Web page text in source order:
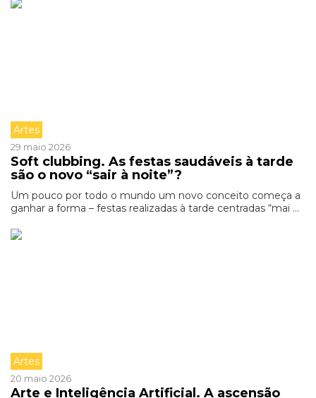
Artes
29 maio 2026
Soft clubbing. As festas saudáveis à tarde
são o novo “sair à noite”?
Um pouco por todo o mundo um novo conceito começa a
ganhar a forma – festas realizadas à tarde centradas “mai ...
Artes
20 maio 2026
Arte e Inteligência Artificial. A ascensão